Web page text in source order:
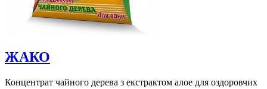
ЖАКО
Концентрат чайного дерева з екстрактом алое для оздоровчих